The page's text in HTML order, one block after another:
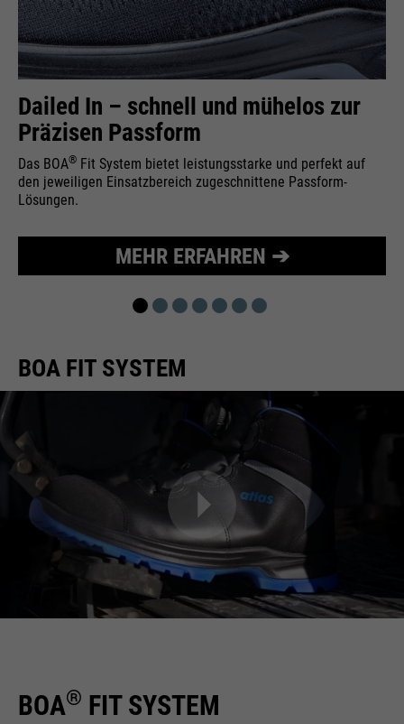
Zweck
Wird zur Begrenzung der Request-
Rate verwendet.
Name
_fbp
Anbieter
Facebook
Laufzeit
Wird für das Facebook Pixel
benutzt.
Dailed In – schnell und mühelos zur
Präzisen Passform
Das BOA® Fit System bietet leistungsstarke und perfekt auf
den jeweiligen Einsatzbereich zugeschnittene Passform-
Lösungen.
MEHR ERFAHREN ➔
BOA FIT SYSTEM
BOA® FIT SYSTEM